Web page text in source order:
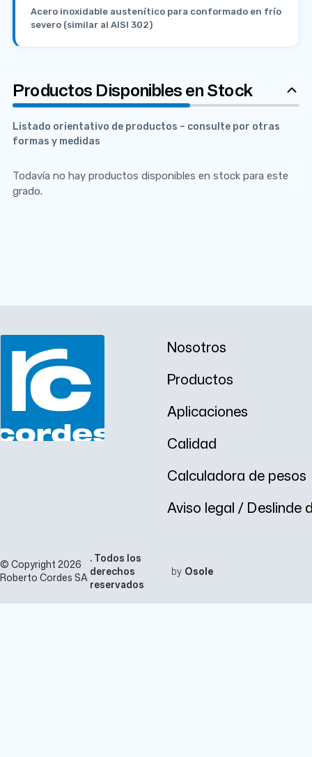
Acero inoxidable austenítico para conformado en frío
severo (similar al AISI 302)
Productos Disponibles en Stock
Listado orientativo de productos – consulte por otras
formas y medidas
Todavía no hay productos disponibles en stock para este
grado.
Nosotros
Productos
Aplicaciones
Calidad
Calculadora de pesos
Aviso legal / Deslinde
© Copyright 2026
Roberto Cordes SA
. Todos los
derechos
reservados
by Osole